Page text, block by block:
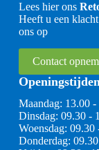
Lees hier ons
Heeft u een
ons op
Contact
Maandag: 13.00
Dinsdag: 09.30 -
Woensdag: 09.30
Donderdag: